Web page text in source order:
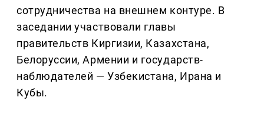
сотрудничества на внешнем контуре. В
заседании участвовали главы
правительств Киргизии, Казахстана,
Белоруссии, Армении и государств-
наблюдателей — Узбекистана, Ирана и
Кубы.